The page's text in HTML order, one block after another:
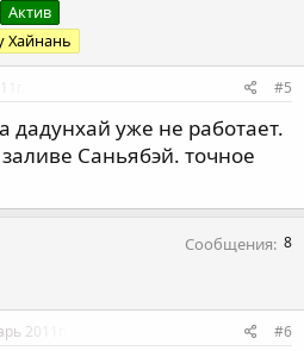
Актив
Хайнань
#5
дадунхай уже не работает.
Саньябэй. точное
Сообщения 8
2011г. #6